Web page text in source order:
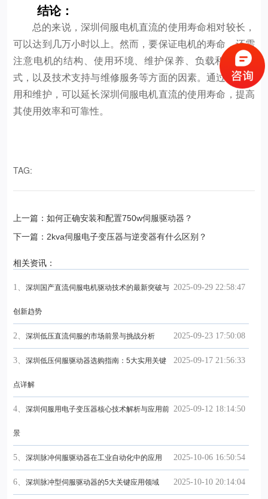
结论：
总的来说，深圳伺服电机直流的使用寿命相对较长，
可以达到几万小时以上。然而，要保证电机的寿命，还需
注意电机的结构、使用环境、维护保养、负载和使用方
式，以及技术支持与维修服务等方面的因素。通过合理使
用和维护，可以延长深圳伺服电机直流的使用寿命，提高
其使用效率和可靠性。
TAG:
上一篇：如何正确安装和配置750w伺服驱动器？
下一篇：2kva伺服电子变压器与逆变器有什么区别？
相关资讯：
2025-09-29 22:58:47
1、 深圳国产直流伺服电机驱动技术的最新突破与
创新趋势
2025-09-23 17:50:08
2、 深圳低压直流伺服的市场前景与挑战分析
2025-09-17 21:56:33
3、 深圳低压伺服驱动器选购指南：5大实用关键
点详解
2025-09-12 18:14:50
4、 深圳伺服用电子变压器核心技术解析与应用前
景
2025-10-06 16:50:54
5、 深圳脉冲伺服驱动器在工业自动化中的应用
2025-10-10 20:14:04
6、 深圳脉冲型伺服驱动器的5大关键应用领域